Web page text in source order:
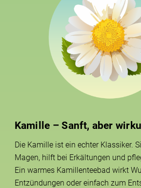
Kamille – Sanft, aber
Die Kamille ist ein echter Klassiker.
Magen, hilft bei Erkältungen und
Ein warmes Kamillenteebad wirkt
Entzündungen oder einfach zum